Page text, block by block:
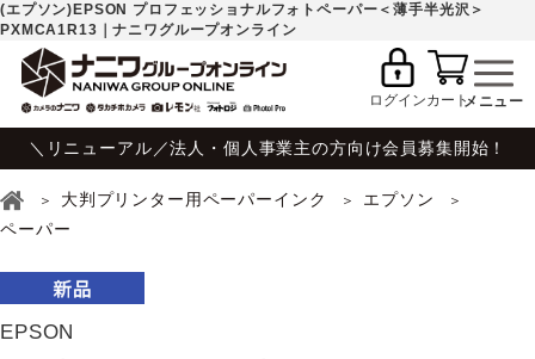
(エプソン)EPSON プロフェッショナルフォトペーパー＜薄手半光沢＞
PXMCA1R13｜ナニワグループオンライン
ログインカート
＼リニューアル／法人・個人事業主の方向け会員募集開始！
大判プリンター用ペーパーインク
エプソン
ペーパー
EPSON